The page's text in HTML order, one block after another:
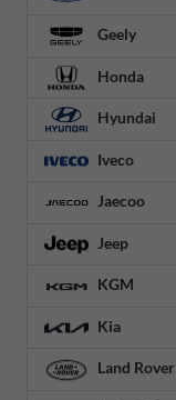
Geely
Honda
Hyundai
Iveco
Jaecoo
Jeep
KGM
Kia
Land Rover